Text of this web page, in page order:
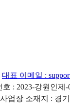
대표 이메일 :
호 : 2023-강원인제-
업장 소재지 : 경